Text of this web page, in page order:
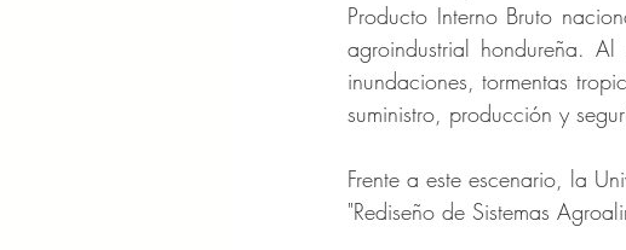
Producto Interno Bruto
agroindustrial hondureña.
inundaciones, tormentas
suministro, producción y
Frente a este escenario, la
"Rediseño de Sistemas